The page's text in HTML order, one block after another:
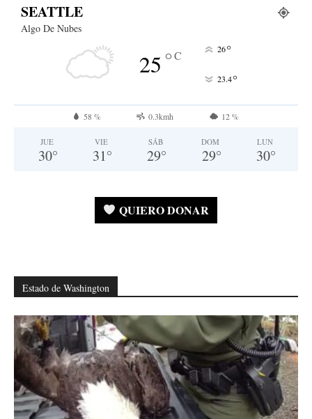
SEATTLE
Algo De Nubes
25°C 26°
23.4°
58 % 0.3kmh 12 %
JUE
30°
VIE
31°
SÁB
29°
DOM
29°
LUN
30°
QUIERO DONAR
Estado de Washington